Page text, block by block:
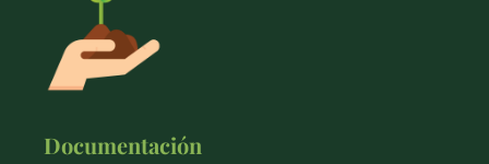
Documentación